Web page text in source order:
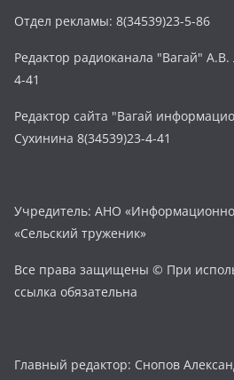
Отдел рекламы: 8(34539)23-5-86
Редактор радиоканала "Вагай"
4-41
Редактор сайта "Вагай
Сухинина 8(34539)23-4-41
Учредитель: АНО
«Сельский труженик»
Все права защищены © При
ссылка обязательна
Главный редактор: Снопов